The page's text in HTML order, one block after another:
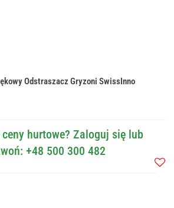
Odstraszacz Gryzoni SwissInno
ceny hurtowe? Zaloguj się lub
+48 500 300 482